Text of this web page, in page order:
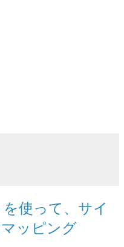
使って、サイ
ッピング